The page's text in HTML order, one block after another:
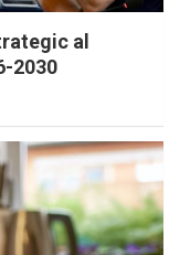
al
2030